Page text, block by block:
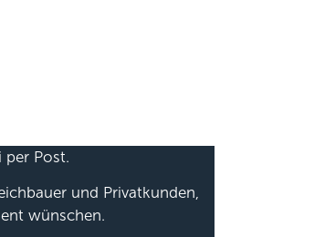
per Post.
und Privatkunden,
wünschen.